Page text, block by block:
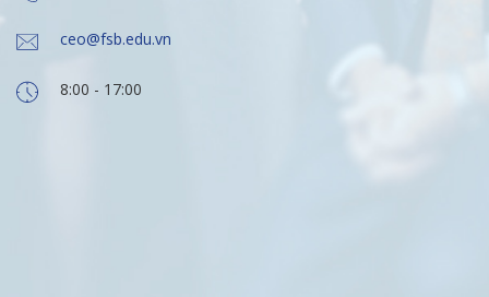
ceo@fsb.edu.vn
8:00 - 17:00